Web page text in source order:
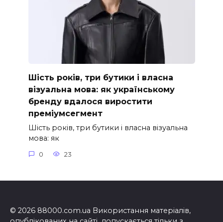
Шість років, три бутики і власна
візуальна мова: як українському
бренду вдалося виростити
преміумсегмент
Шість років, три бутики і власна візуальна
мова: як
0 23
© 2026 88000.com.ua Використання матеріалів,